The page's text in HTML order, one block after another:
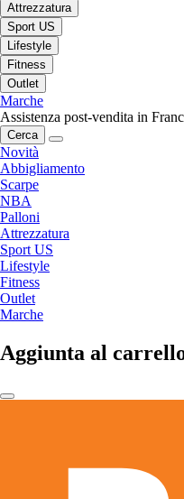
Attrezzatura
Sport US
Lifestyle
Fitness
Outlet
Marche
Assistenza post-vendita in
Cerca
Novità
Abbigliamento
Scarpe
NBA
Palloni
Attrezzatura
Sport US
Lifestyle
Fitness
Outlet
Marche
Aggiunta al